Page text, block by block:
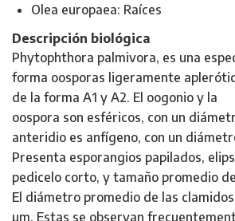
Olea europaea: Raíces
Descripción biológica
Phytophthora palmivora, es una
forma oosporas ligeramente
de la forma A1 y A2. El oogonio y la
oospora son esféricos, con un
anteridio es anfígeno, con un
Presenta esporangios papilados,
pedicelo corto, y tamaño promedio de
El diámetro promedio de las
µm. Estas se observan